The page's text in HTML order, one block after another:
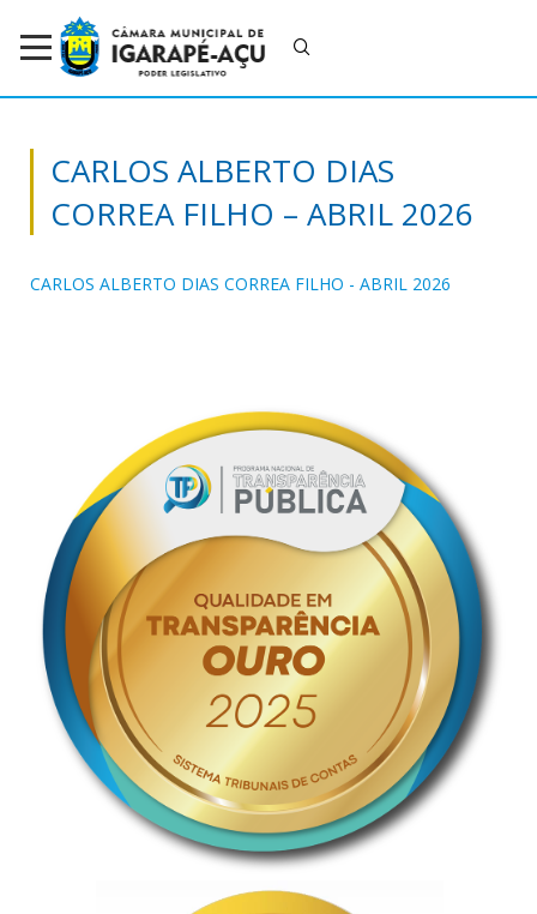
CARLOS ALBERTO DIAS
CORREA FILHO – ABRIL 2026
CARLOS ALBERTO DIAS CORREA FILHO - ABRIL 2026